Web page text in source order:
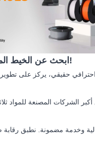
ابحث عن الخيط المثالي لمشروعك!
الشركات المصنعة للمواد